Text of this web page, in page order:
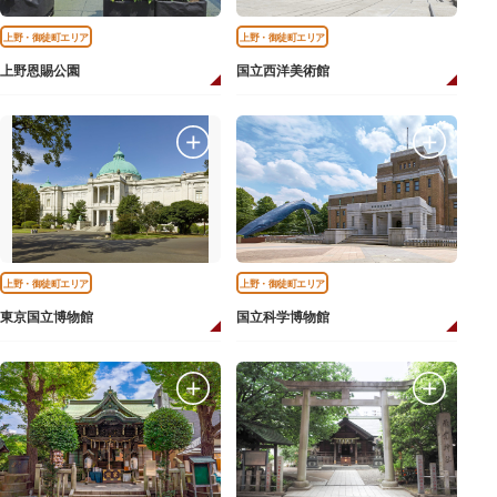
上野・御徒町エリア
上野恩賜公園
上野・御徒町エリア
国立西洋美術館
上野・御徒町エリア
東京国立博物館
上野・御徒町エリア
国立科学博物館